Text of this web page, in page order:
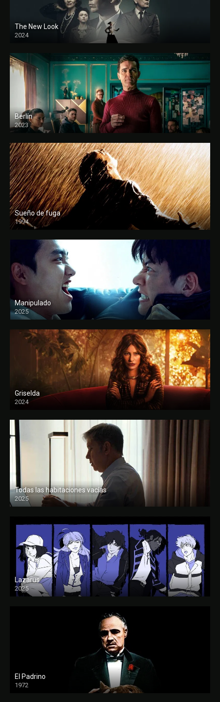
The New Look
2024
Berlín
2023
Sueño de fuga
1994
FULL HD
Manipulado
2025
Griselda
2024
Todas las habitaciones vacías
2025
FULL HD
Lazarus
2025
El Padrino
1972
FULL HD